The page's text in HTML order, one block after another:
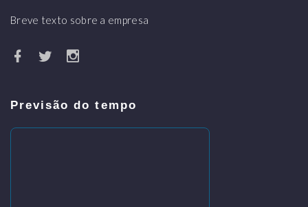
Breve texto sobre a empresa
Previsão do tempo